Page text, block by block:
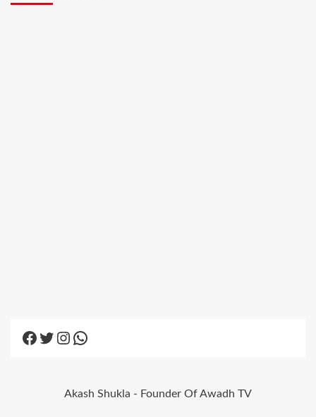
Facebook
Twitter
Instagram
WhatsApp
Akash Shukla - Founder Of Awadh TV